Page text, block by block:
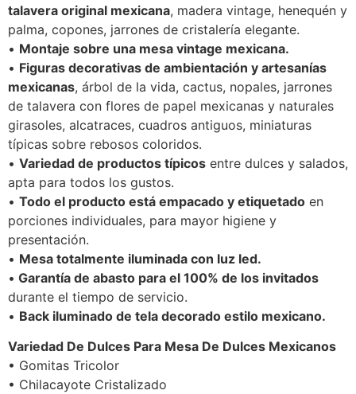
talavera original mexicana, madera vintage, henequén y
palma, copones, jarrones de cristalería elegante.
• Montaje sobre una mesa vintage mexicana.
• Figuras decorativas de ambientación y artesanías
mexicanas, árbol de la vida, cactus, nopales, jarrones
de talavera con flores de papel mexicanas y naturales
girasoles, alcatraces, cuadros antiguos, miniaturas
típicas sobre rebosos coloridos.
• Variedad de productos típicos entre dulces y salados,
apta para todos los gustos.
• Todo el producto está empacado y etiquetado en
porciones individuales, para mayor higiene y
presentación.
• Mesa totalmente iluminada con luz led.
• Garantía de abasto para el 100% de los invitados
durante el tiempo de servicio.
• Back iluminado de tela decorado estilo mexicano.
Variedad De Dulces Para Mesa De Dulces Mexicanos
• Gomitas Tricolor
• Chilacayote Cristalizado